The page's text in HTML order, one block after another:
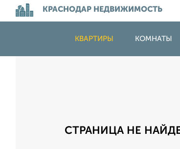
КРАСНОДАР НЕДВИЖИМОСТЬ
КВАРТИРЫ КОМНАТЫ
СТРАНИЦА НЕ